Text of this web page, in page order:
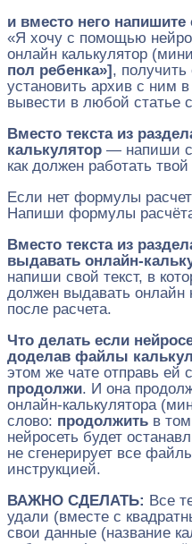
и вместо него
«Я хочу с помощью
онлайн калькулятор
пол ребенка»],
установить архив с ним
вывести в любой статье
Вместо текста из
калькулятор — напиши
как должен работать
Если нет формулы
Напиши формулы
Вместо текста из
выдавать онлайн-
напиши свой текст, в
должен выдавать онлайн
после расчета.
Что делать если
доделав файлы
этом же чате отправь ей
продолжи. И она
онлайн-калькулятора
слово: продолжить в
нейросеть будет
не сгенерирует все
инструкцией.
ВАЖНО СДЕЛАТЬ: Все
удали (вместе с
свои данные (название